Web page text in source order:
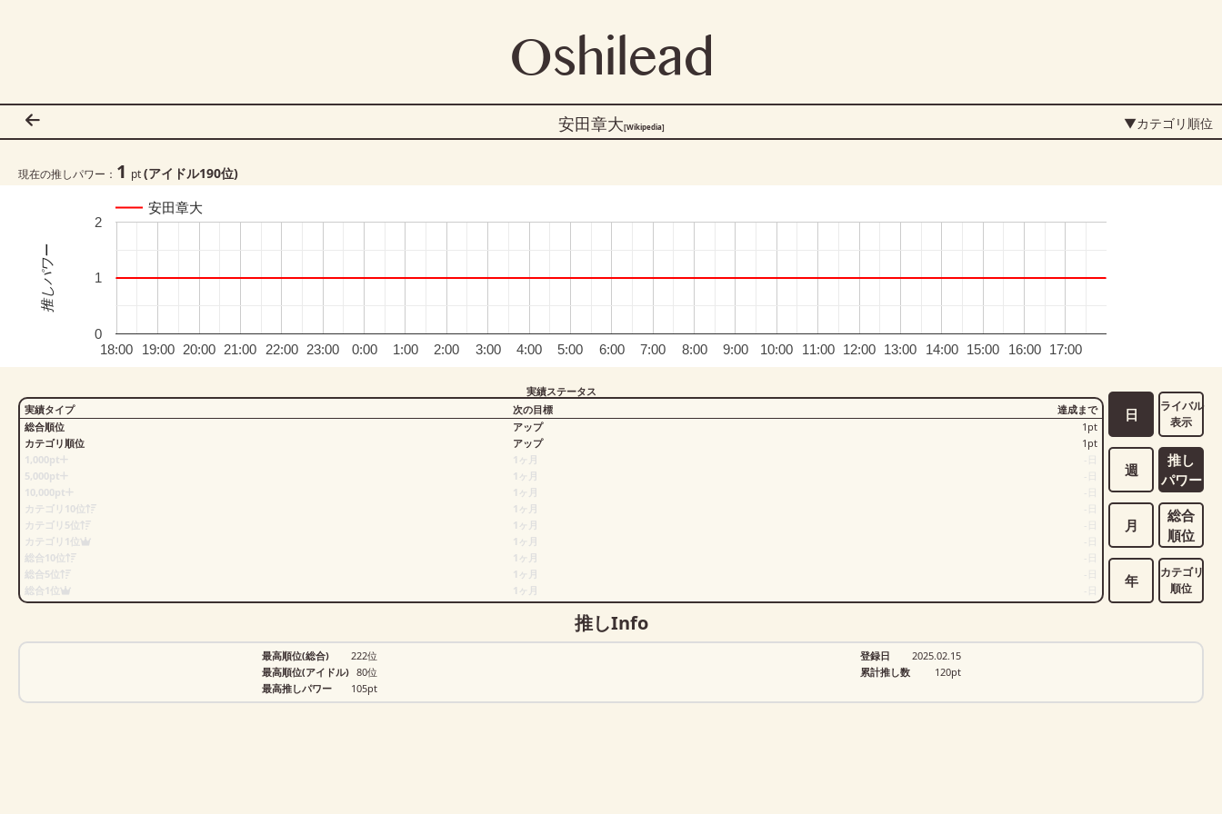
Oshilead
安田章大[Wikipedia] ▼カテゴリ順位
現在の推しパワー： 1 pt(アイドル190位)
安田章大
18:00 20:00 22:00 0:00 2:00 4:00 6:00 8:00 10:00 12:00 14:00 16:00
19:00 21:00 23:00 1:00 3:00 5:00 7:00 9:00 11:00 13:00 15:00 17:00
0
1
2
推しパワー
実績ステータス
実績タイプ
次の目標
達成まで
総合順位
アップ 1 pt
カテゴリ順位
アップ 1 pt
1,000pt
1ヶ月
日
5,000pt
1ヶ月
日
10,000pt
1ヶ月
日
カテゴリ10位
1ヶ月
日
カテゴリ5位
1ヶ月
日
カテゴリ1位
1ヶ月
日
総合10位
1ヶ月
日
総合5位
1ヶ月
日
総合1位
1ヶ月 日
日
週
月
年
ライバル
表示
推し
パワー
総合
順位
カテゴリ
順位
推しInfo
最高順位(総合)
222位
最高順位(アイドル) 80位
最高推しパワー
105pt
登録日
2025.02.15
累計推し数
120pt